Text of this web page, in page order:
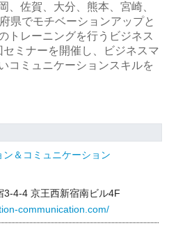
、佐賀、大分、熊本、宮崎、
県でモチベーションアップと
トレーニングを行うビジネス
ミナーを開催し、ビジネスマ
コミュニケーションスキルを
＆コミュニケーション
3-4-4 京王西新宿南ビル4F
communication.com/